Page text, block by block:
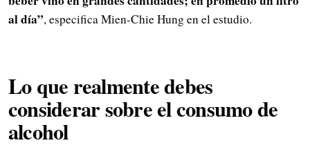
al día”, especifica Mien-Chie Hung en el estudio.
Lo que realmente debes
considerar sobre el consumo de
alcohol